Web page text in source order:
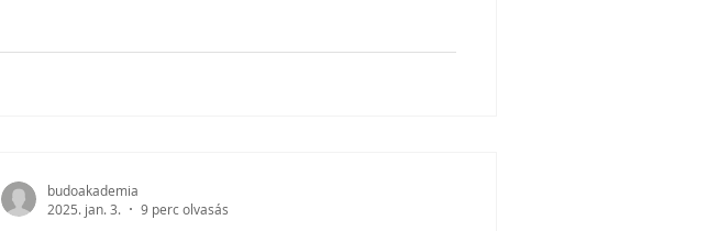
budoakademia
2025. jan. 3.
9 perc olvasás